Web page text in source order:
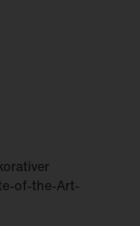
of-the-Art-